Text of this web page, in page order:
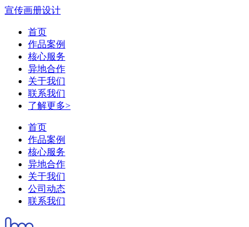
宣传画册设计
首页
作品案例
核心服务
异地合作
关于我们
联系我们
了解更多>
首页
作品案例
核心服务
异地合作
关于我们
公司动态
联系我们